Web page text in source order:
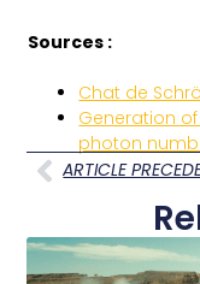
Sources :
Chat de
Generation
photon
ARTICLE